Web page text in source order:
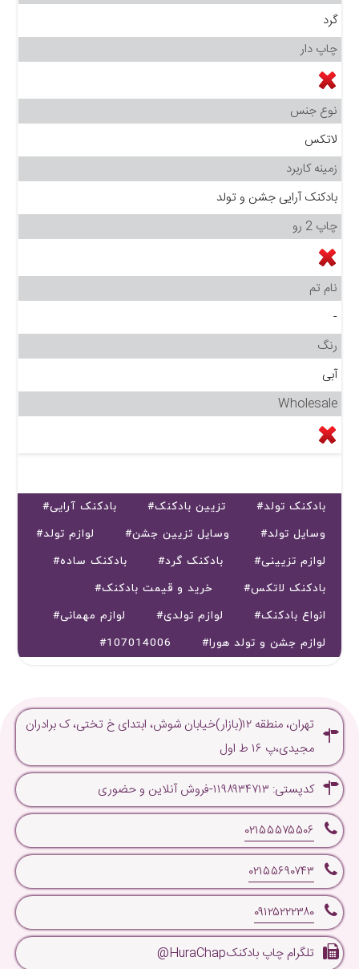
گرد
چاپ دار
نوع جنس
لاتکس
زمینه کاربرد
بادکنک آرایی جشن و تولد
چاپ 2 رو
نام تم
-
رنگ
آبی
Wholesale
#بادکنک تولد #تزیین بادکنک
#بادکنک آرایی
#وسایل تولد
#وسایل تزیین جشن
#لوازم تولد
#لوازم تزیینی
#بادکنک گرد
#بادکنک ساده
#بادکنک لاتکس
#خرید و قیمت بادکنک
#انواع بادکنک
#لوازم تولدی
#لوازم مهمانی
#لوازم جشن و تولد هورا
#107014006
تهران، منطقه ۱۲(بازار)خیابان شوش، ابتدای خ تختی، ک برادران
مجیدی،پ ۱۶ ط اول
کدپستی: ۱۱۹۸۹۳۴۷۱۳-فروش آنلاین و حضوری
۰۲۱۵۵۵۷۵۵۰۶
۰۲۱۵۵۶۹۰۷۴۳
۰۹۱۲۵۲۲۲۳۸۰
تلگرام چاپ بادکنکHuraChap@